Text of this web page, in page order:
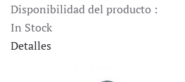
Disponibilidad del producto :
In Stock
Detalles